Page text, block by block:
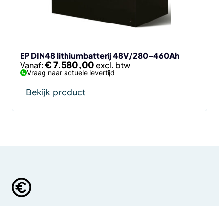
EP DIN48 lithiumbatterij 48V/280-460Ah
Vanaf:€7.580,00
Vraag naar actuele levertijd
Bekijk product
de
productpagina